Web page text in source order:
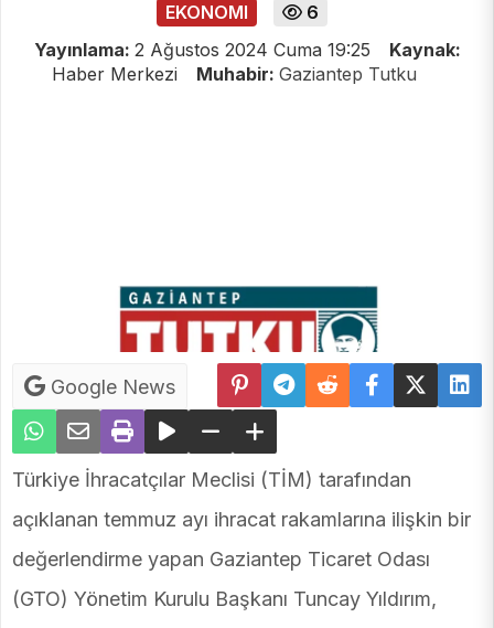
EKONOMI
6
Yayınlama: 2 Ağustos 2024 Cuma 19:25
Kaynak:
Haber Merkezi
Muhabir: Gaziantep Tutku
Google News
Türkiye İhracatçılar Meclisi (TİM) tarafından
açıklanan temmuz ayı ihracat rakamlarına ilişkin bir
değerlendirme yapan Gaziantep Ticaret Odası
(GTO) Yönetim Kurulu Başkanı Tuncay Yıldırım,